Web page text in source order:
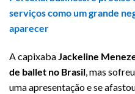
serviços como um grande
aparecer
A capixabaJackeline
de ballet no Brasil, mas
uma apresentação e se